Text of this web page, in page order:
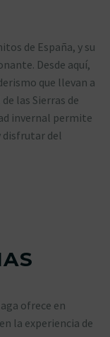
de España, y su
Desde aquí,
que llevan a
las Sierras de
invernal permite
disfrutar del
ofrece en
la experiencia de